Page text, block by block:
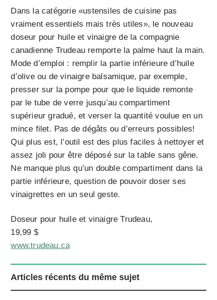
Dans la catégorie «ustensiles de cuisine pas
vraiment essentiels mais très utiles», le nouveau
doseur pour huile et vinaigre de la compagnie
canadienne Trudeau remporte la palme haut la main.
Mode d’emploi : remplir la partie inférieure d’huile
d’olive ou de vinaigre balsamique, par exemple,
presser sur la pompe pour que le liquide remonte
par le tube de verre jusqu’au compartiment
supérieur gradué, et verser la quantité voulue en un
mince filet. Pas de dégâts ou d’erreurs possibles!
Qui plus est, l’outil est des plus faciles à nettoyer et
assez joli pour être déposé sur la table sans gêne.
Ne manque plus qu’un double compartiment dans la
partie inférieure, question de pouvoir doser ses
vinaigrettes en un seul geste.
Doseur pour huile et vinaigre Trudeau,
19,99 $
www.trudeau.ca
Articles récents du même sujet